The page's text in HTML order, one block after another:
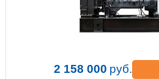
2 158 000 руб.